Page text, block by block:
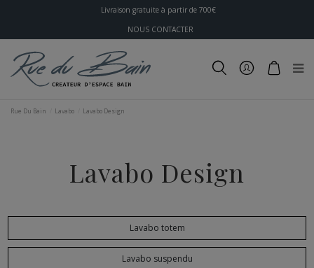
Livraison gratuite à partir de 700€
NOUS CONTACTER
Rue Du Bain Lavabo Lavabo Design
Lavabo Design
Lavabo totem
Lavabo suspendu